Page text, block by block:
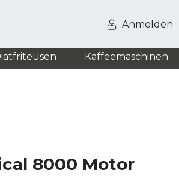
Anmelden
Kaffeemaschinen
8000 Motor